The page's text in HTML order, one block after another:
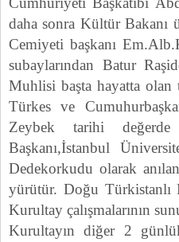
daha sonra Kültür Bakanı
Cemiyeti başkanı
subaylarından Batur
Muhlisi başta hayatta olan
Türkes ve
Zeybek tarihi değerde
Başkanı,İstanbul
Dedekorkudu olarak
yürütür. Doğu Türkistanlı
Kurultay çalışmalarının
Kurultayın diğer 2 günlük